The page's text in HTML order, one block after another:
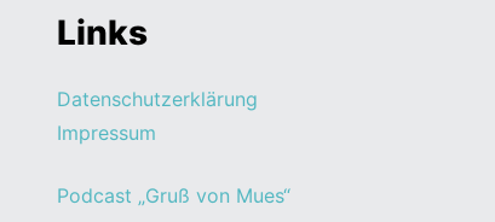
Links
Datenschutzerklärung
Impressum
Podcast „Gruß von Mues“